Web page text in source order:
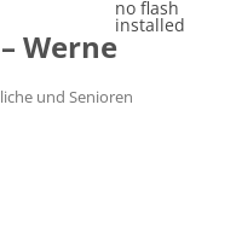
Werne
und Senioren
no flash
installed